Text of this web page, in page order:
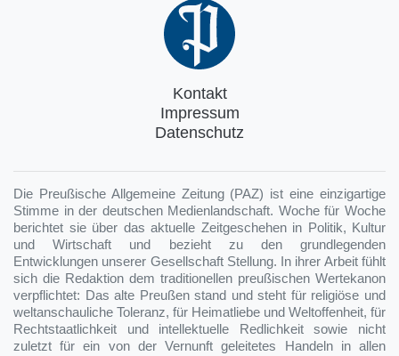
Kontakt
Impressum
Datenschutz
Die Preußische Allgemeine Zeitung (PAZ) ist eine einzigartige
Stimme in der deutschen Medienlandschaft. Woche für Woche
berichtet sie über das aktuelle Zeitgeschehen in Politik, Kultur
und Wirtschaft und bezieht zu den grundlegenden
Entwicklungen unserer Gesellschaft Stellung. In ihrer Arbeit fühlt
sich die Redaktion dem traditionellen preußischen Wertekanon
verpflichtet: Das alte Preußen stand und steht für religiöse und
weltanschauliche Toleranz, für Heimatliebe und Weltoffenheit, für
Rechtstaatlichkeit und intellektuelle Redlichkeit sowie nicht
zuletzt für ein von der Vernunft geleitetes Handeln in allen